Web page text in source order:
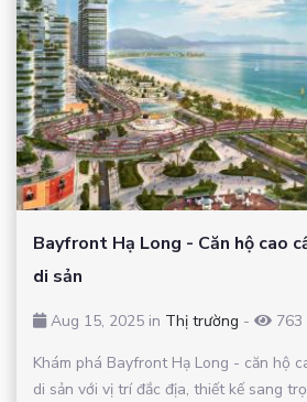
Bayfront Hạ Long - Căn hộ cao
di sản
Aug 15, 2025 in Thị trường -
763
Khám phá Bayfront Hạ Long - căn hộ
di sản với vị trí đắc địa, thiết kế sang